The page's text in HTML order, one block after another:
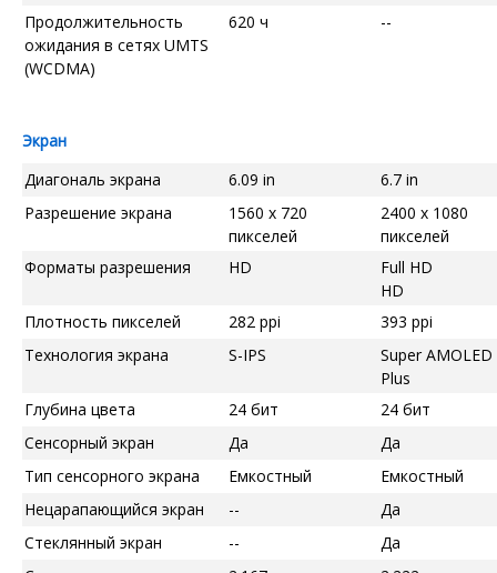
Продолжительность
ожидания в сетях UMTS
(WCDMA)
620 ч --
Экран
Диагональ экрана
6.09 in
6.7 in
Разрешение экрана
1560 x 720
пикселей
2400 x 1080
пикселей
Форматы разрешения
HD
Full HD
HD
Плотность пикселей
282 ppi
393 ppi
Технология экрана
S-IPS
Super AMOLED
Plus
Глубина цвета
24 бит
24 бит
Сенсорный экран
Да
Да
Тип сенсорного экрана
Емкостный
Емкостный
Нецарапающийся экран
--
Да
Стеклянный экран
--
Да